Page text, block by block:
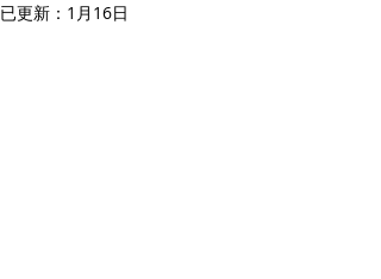
已更新： 1月16日